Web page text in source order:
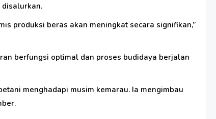
produksi beras akan meningkat secara signifikan,”
berfungsi optimal dan proses budidaya berjalan
menghadapi musim kemarau. Ia mengimbau